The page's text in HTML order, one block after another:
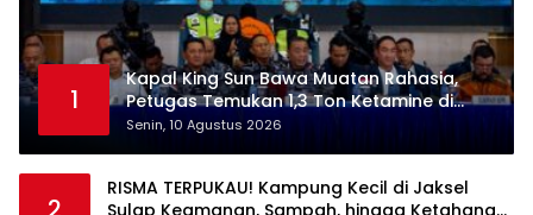
1
Kapal King Sun Bawa Muatan Rahasia,
Petugas Temukan 1,3 Ton Ketamine di
Natuna
Senin, 10 Agustus 2026
RISMA TERPUKAU! Kampung Kecil di Jaksel
Sulap Keamanan, Sampah, hingga Ketahanan